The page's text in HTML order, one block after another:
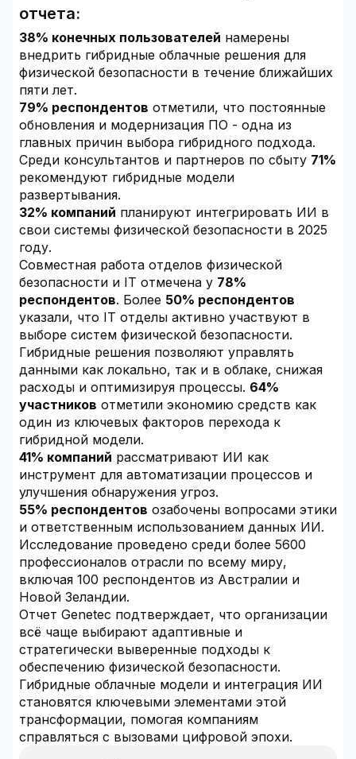
отчета:
38% конечных пользователей намерены
внедрить гибридные облачные решения для
физической безопасности в течение ближайших
пяти лет.
79% респондентов отметили, что постоянные
обновления и модернизация ПО - одна из
главных причин выбора гибридного подхода.
Среди консультантов и партнеров по сбыту 71%
рекомендуют гибридные модели
развертывания.
32% компаний планируют интегрировать ИИ в
свои системы физической безопасности в 2025
году.
Совместная работа отделов физической
безопасности и IT отмечена у 78%
респондентов. Более 50% респондентов
указали, что IT отделы активно участвуют в
выборе систем физической безопасности.
Гибридные решения позволяют управлять
данными как локально, так и в облаке, снижая
расходы и оптимизируя процессы. 64%
участников отметили экономию средств как
один из ключевых факторов перехода к
гибридной модели.
41% компаний рассматривают ИИ как
инструмент для автоматизации процессов и
улучшения обнаружения угроз.
55% респондентов озабочены вопросами этики
и ответственным использованием данных ИИ.
Исследование проведено среди более 5600
профессионалов отрасли по всему миру,
включая 100 респондентов из Австралии и
Новой Зеландии.
Отчет Genetec подтверждает, что организации
всё чаще выбирают адаптивные и
стратегически выверенные подходы к
обеспечению физической безопасности.
Гибридные облачные модели и интеграция ИИ
становятся ключевыми элементами этой
трансформации, помогая компаниям
справляться с вызовами цифровой эпохи.